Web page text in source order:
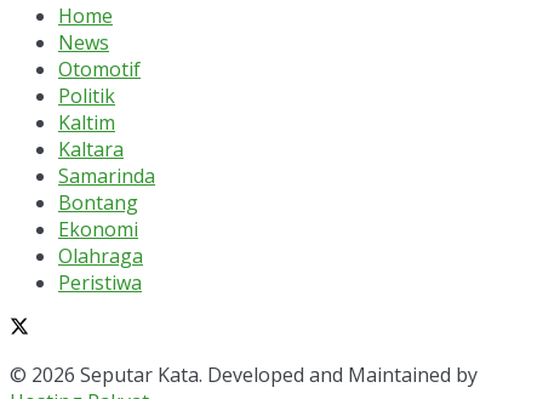
Home
News
Otomotif
Politik
Kaltim
Kaltara
Samarinda
Bontang
Ekonomi
Olahraga
Peristiwa
© 2026 Seputar Kata. Developed and Maintained by